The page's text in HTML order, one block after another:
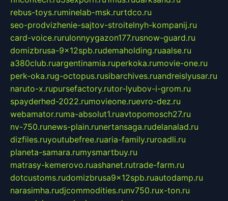
rebus-toys.ruminelab-msk.rurtdco.ru
seo-prodvizhenie-sajtov-stroitelnyh-kompanij.ru
card-voice.rurulonnyygazon177.rusnow-guard.ru
domizbrusa-9x12spb.rudemaholding.ruaalse.ru
a380club.ruargentinamia.ruperkoka.rumovie-one.ru
perk-oka.rug-octopus.rusibarchives.ruandreislyusar.ru
naruto-x.rupursefactory.rutor-lyubov-i-grom.ru
spayderhed-2022.rumovieone.ruevro-dez.ru
webamator.ruma-absolut1.ruavtopomosch27.ru
nv-750.runews-plain.runertansaga.rudelanalad.ru
dizfiles.ruyoutubefree.ruaria-family.ruroadli.ru
planeta-samara.rumysmartbuy.ru
matrasy-kemerovo.ruashanet.rutrade-farm.ru
dotcustoms.rudomizbrusa9x12spb.ruautodamp.ru
narasimha.rudjcommodities.runv750.rux-ton.ru